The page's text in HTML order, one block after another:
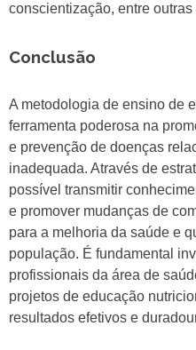
conscientização, entre
Conclusão
A metodologia de ensino de
ferramenta poderosa na
e prevenção de doenças
inadequada. Através de
possível transmitir
e promover mudanças de
para a melhoria da saúde e
população. É fundamental
profissionais da área de
projetos de educação
resultados efetivos e